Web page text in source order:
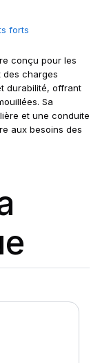
forts
conçu pour les
des charges
durabilité, offrant
Sa
et une conduite
aux besoins des